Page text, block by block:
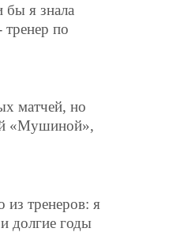
бы я знала
по
матчей, но
«Мушиной»,
из тренеров: я
долгие годы